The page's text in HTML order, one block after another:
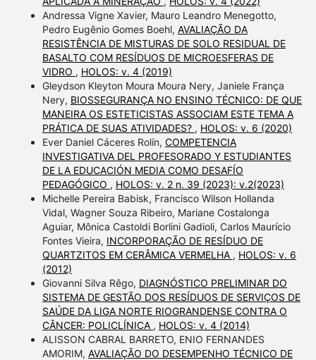
Andressa Vigne Xavier, Mauro Leandro Menegotto,
Pedro Eugênio Gomes Boehl, AVALIAÇÃO DA
RESISTÊNCIA DE MISTURAS DE SOLO RESIDUAL DE
BASALTO COM RESÍDUOS DE MICROESFERAS DE
VIDRO , HOLOS: v. 4 (2019)
Gleydson Kleyton Moura Moura Nery, Janiele França
Nery, BIOSSEGURANÇA NO ENSINO TÉCNICO: DE QUE
MANEIRA OS ESTETICISTAS ASSOCIAM ESTE TEMA A
PRÁTICA DE SUAS ATIVIDADES? , HOLOS: v. 6 (2020)
Ever Daniel Cáceres Rolín, COMPETENCIA
INVESTIGATIVA DEL PROFESORADO Y ESTUDIANTES
DE LA EDUCACIÓN MEDIA COMO DESAFÍO
PEDAGÓGICO , HOLOS: v. 2 n. 39 (2023): v.2(2023)
Michelle Pereira Babisk, Francisco Wilson Hollanda
Vidal, Wagner Souza Ribeiro, Mariane Costalonga
Aguiar, Mônica Castoldi Borlini Gadioli, Carlos Maurício
Fontes Vieira, INCORPORAÇÃO DE RESÍDUO DE
QUARTZITOS EM CERÂMICA VERMELHA , HOLOS: v. 6
(2012)
Giovanni Silva Rêgo, DIAGNÓSTICO PRELIMINAR DO
SISTEMA DE GESTÃO DOS RESÍDUOS DE SERVIÇOS DE
SAÚDE DA LIGA NORTE RIOGRANDENSE CONTRA O
CÂNCER: POLICLÍNICA , HOLOS: v. 4 (2014)
ALISSON CABRAL BARRETO, ENIO FERNANDES
AMORIM, AVALIAÇÃO DO DESEMPENHO TÉCNICO DE